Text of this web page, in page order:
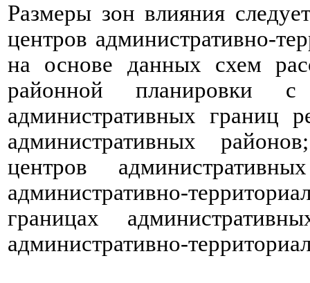
Размеры зон влияния
центров административно-
на основе данных схем
районной планировки
административных границ
административных
центров
административно-
границах
административно-